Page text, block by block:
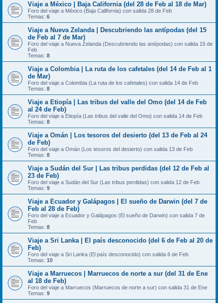
Viaje a México | Baja California (del 28 de Feb al 18 de Mar)
Foro del viaje a México (Baja California) con salida 28 de Feb
Temas: 6
Viaje a Nueva Zelanda | Descubriendo las antípodas (del 15
de Feb al 7 de Mar)
Foro del viaje a Nueva Zelanda (Descubriendo las antípodas) con salida 15 de
Feb
Temas: 8
Viaje a Colombia | La ruta de los cafetales (del 14 de Feb al 1
de Mar)
Foro del viaje a Colombia (La ruta de los cafetales) con salida 14 de Feb
Temas: 8
Viaje a Etiopía | Las tribus del valle del Omo (del 14 de Feb
al 24 de Feb)
Foro del viaje a Etiopía (Las tribus del valle del Omo) con salida 14 de Feb
Temas: 8
Viaje a Omán | Los tesoros del desierto (del 13 de Feb al 24
de Feb)
Foro del viaje a Omán (Los tesoros del desierto) con salida 13 de Feb
Temas: 8
Viaje a Sudán del Sur | Las tribus perdidas (del 12 de Feb al
23 de Feb)
Foro del viaje a Sudán del Sur (Las tribus perdidas) con salida 12 de Feb
Temas: 9
Viaje a Ecuador y Galápagos | El sueño de Darwin (del 7 de
Feb al 28 de Feb)
Foro del viaje a Ecuador y Galápagos (El sueño de Darwin) con salida 7 de
Feb
Temas: 8
Viaje a Sri Lanka | El país desconocido (del 6 de Feb al 20 de
Feb)
Foro del viaje a Sri Lanka (El país desconocido) con salida 6 de Feb
Temas: 10
Viaje a Marruecos | Marruecos de norte a sur (del 31 de Ene
al 18 de Feb)
Foro del viaje a Marruecos (Marruecos de norte a sur) con salida 31 de Ene
Temas: 9